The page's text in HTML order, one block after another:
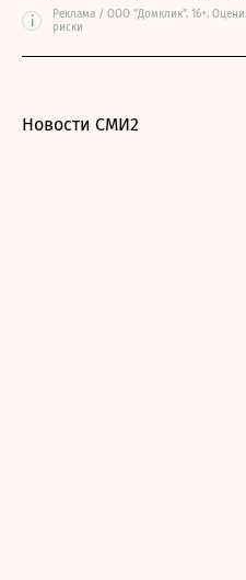
i
Реклама / ООО "Домклик". 16+.
риски
Новости СМИ2